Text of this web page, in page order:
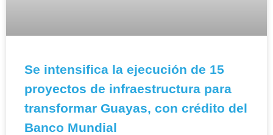
Se intensifica la ejecución de 15
proyectos de infraestructura para
transformar Guayas, con crédito del
Banco Mundial